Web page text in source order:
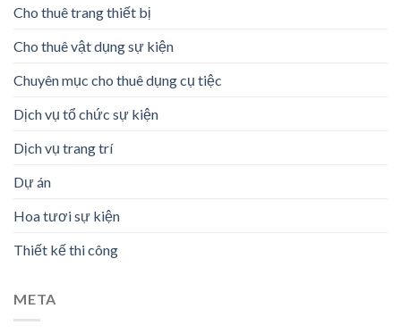
Cho thuê trang thiết bị
Cho thuê vật dụng sự kiện
Chuyên mục cho thuê dụng cụ tiệc
Dịch vụ tổ chức sự kiện
Dịch vụ trang trí
Dự án
Hoa tươi sự kiện
Thiết kế thi công
META